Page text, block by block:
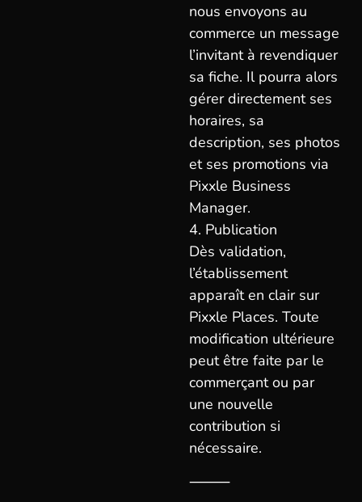
nous envoyons au
commerce un message
l’invitant à revendiquer
sa fiche. Il pourra alors
gérer directement ses
horaires, sa
description, ses photos
et ses promotions via
Pixxle Business
Manager.
4. Publication
Dès validation,
l’établissement
apparaît en clair sur
Pixxle Places. Toute
modification ultérieure
peut être faite par le
commerçant ou par
une nouvelle
contribution si
nécessaire.
⸻